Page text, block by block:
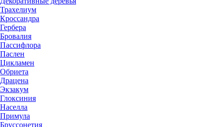
Трахелиум
Кроссандра
Гербера
Бровалия
Пассифлора
Паслен
Цикламен
Обриета
Драцена
Экзакум
Глоксиния
Населла
Примула
Бруссонетия